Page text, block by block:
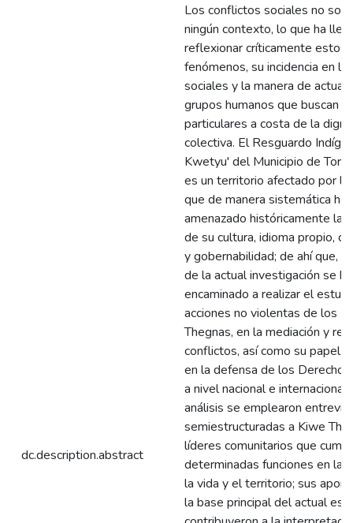
dc.description.abstract
Los conflictos sociales no son
ningún contexto, lo que ha
reflexionar críticamente estos
fenómenos, su incidencia en
sociales y la manera de
grupos humanos que buscan
particulares a costa de la
colectiva. El Resguardo
Kwetyu' del Municipio de
es un territorio afectado por la
que de manera sistemática ha
amenazado históricamente la
de su cultura, idioma propio,
y gobernabilidad; de ahí que,
de la actual investigación se
encaminado a realizar el
acciones no violentas de los
Thegnas, en la mediación y
conflictos, así como su papel
en la defensa de los
a nivel nacional e
análisis se emplearon
semiestructuradas a Kiwe
líderes comunitarios que
determinadas funciones en la
la vida y el territorio; sus
la base principal del actual